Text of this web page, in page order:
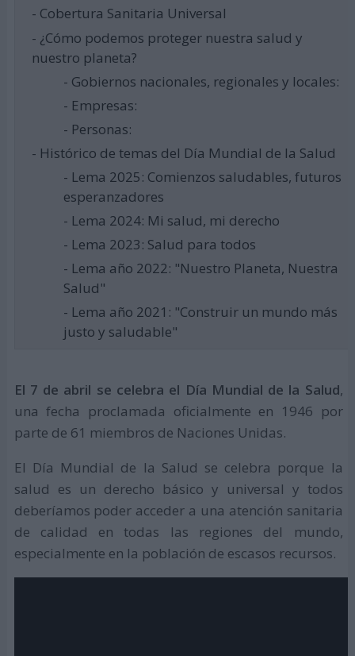
- Cobertura Sanitaria Universal
- ¿Cómo podemos proteger nuestra salud y
nuestro planeta?
- Gobiernos nacionales, regionales y locales:
- Empresas:
- Personas:
- Histórico de temas del Día Mundial de la Salud
- Lema 2025: Comienzos saludables, futuros
esperanzadores
- Lema 2024: Mi salud, mi derecho
- Lema 2023: Salud para todos
- Lema año 2022: "Nuestro Planeta, Nuestra
Salud"
- Lema año 2021: "Construir un mundo más
justo y saludable"
El 7 de abril se celebra el Día Mundial de la Salud,
una fecha proclamada oficialmente en 1946 por
parte de 61 miembros de Naciones Unidas.
El Día Mundial de la Salud se celebra porque la
salud es un derecho básico y universal y todos
deberíamos poder acceder a una atención sanitaria
de calidad en todas las regiones del mundo,
especialmente en la población de escasos recursos.